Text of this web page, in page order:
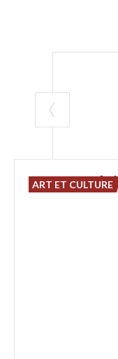
Fontanadei
ART ET CULTURE